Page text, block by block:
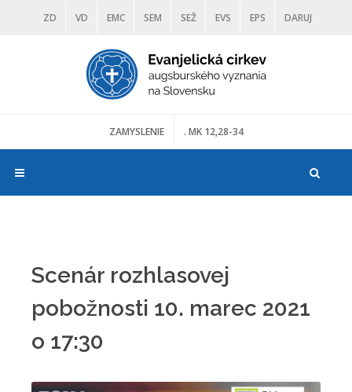
ZD VD EMC SEM SEŽ EVS EPS DARUJ
DIAKONIA ŠKOLY TRANOSCIUS
ZAMYSLENIE . MK 12,28-34
Scenár rozhlasovej
pobožnosti 10. marec 2021
o 17:30